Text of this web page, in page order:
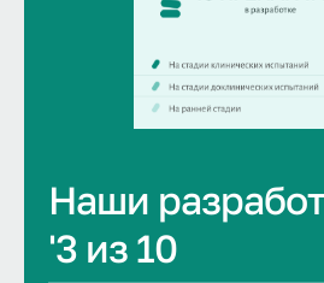
Наши
'3 из 10